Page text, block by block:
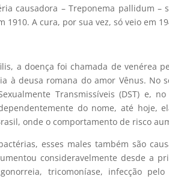
causadora – Treponema pallidum
1910. A cura, por sua vez, só veio em
a doença foi chamada de venérea
à deusa romana do amor Vênus. No
Transmissíveis (DST) e,
do nome, até
onde o comportamento de risco
esses males também são
consideravelmente desde a
tricomoníase, infecção pelo